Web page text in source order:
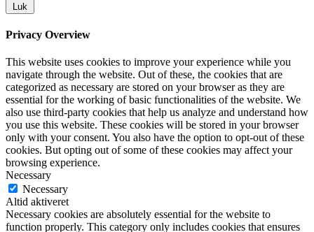
Luk
Privacy Overview
This website uses cookies to improve your experience while you
navigate through the website. Out of these, the cookies that are
categorized as necessary are stored on your browser as they are
essential for the working of basic functionalities of the website. We
also use third-party cookies that help us analyze and understand how
you use this website. These cookies will be stored in your browser
only with your consent. You also have the option to opt-out of these
cookies. But opting out of some of these cookies may affect your
browsing experience.
Necessary
Necessary
Altid aktiveret
Necessary cookies are absolutely essential for the website to
function properly. This category only includes cookies that ensures